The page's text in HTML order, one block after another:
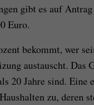
gibt es auf
Euro.
bekommt, wer
austauscht. Das
20 Jahre sind. Eine
zu, deren